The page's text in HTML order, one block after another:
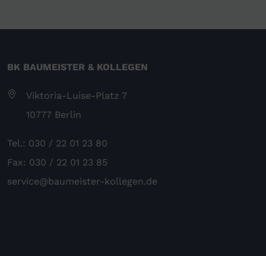
BK BAUMEISTER & KOLLEGEN
Viktoria-Luise-Platz 7
10777 Berlin
Tel.: 030 / 22 01 23 80
Fax: 030 / 22 01 23 85
service@baumeister-kollegen.de